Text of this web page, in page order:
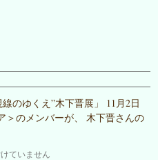
のゆくえ”木下晋展」 11月2日
＞のメンバーが、 木下晋さんの
ていません